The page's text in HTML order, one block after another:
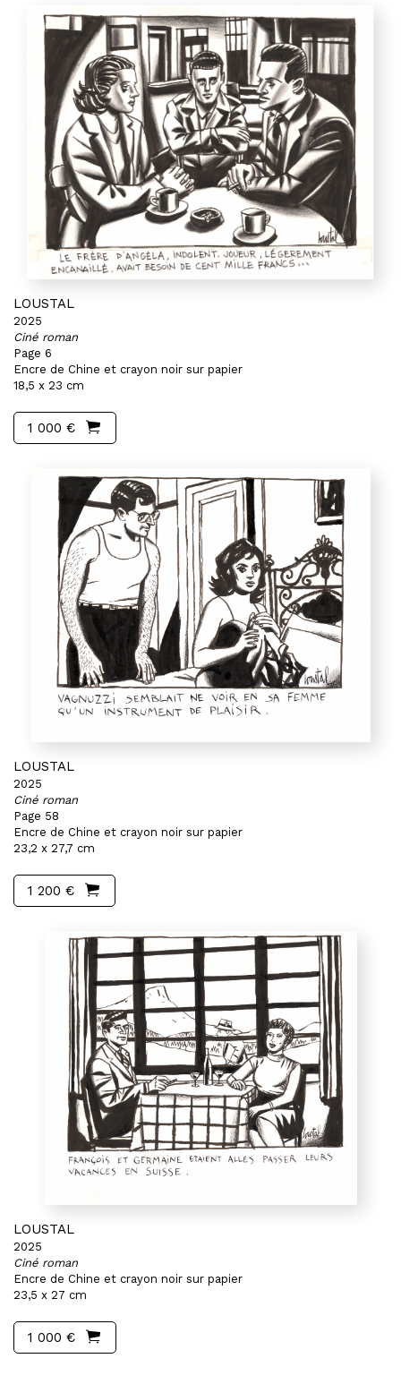
LOUSTAL
2025
Ciné roman
Page 6
Encre de Chine et crayon noir sur papier
18,5 x 23 cm
1 000 €
LOUSTAL
2025
Ciné roman
Page 58
Encre de Chine et crayon noir sur papier
23,2 x 27,7 cm
1 200 €
LOUSTAL
2025
Ciné roman
Encre de Chine et crayon noir sur papier
23,5 x 27 cm
1 000 €